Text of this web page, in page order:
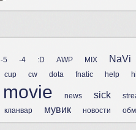
-5 -4 :D AWP MIX NaVi
cup cw dota fnatic help
movie news sick
кланвар
мувик новости